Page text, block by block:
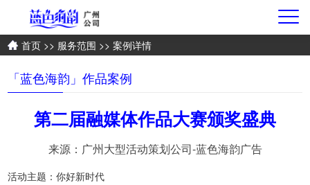
首页 >> 服务范围 >> 案例详情
「蓝色海韵」作品案例
第二届融媒体作品大赛颁奖盛典
来源：广州大型活动策划公司-蓝色海韵广告
活动主题：你好新时代